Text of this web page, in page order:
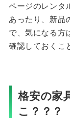
ページのレンタ
あったり、新品
で、気になる方
確認しておくこ
格安の家
こ？？？